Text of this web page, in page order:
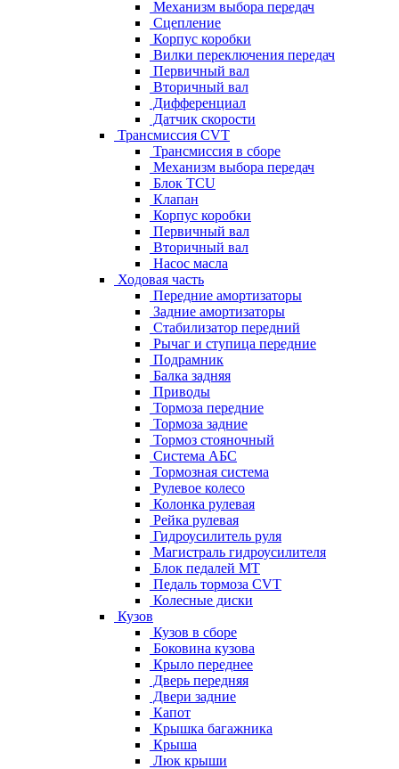
Механизм выбора передач
Сцепление
Корпус коробки
Вилки переключения передач
Первичный вал
Вторичный вал
Дифференциал
Датчик скорости
Трансмиссия CVT
Трансмиссия в сборе
Механизм выбора передач
Блок TCU
Клапан
Корпус коробки
Первичный вал
Вторичный вал
Насос масла
Ходовая часть
Передние амортизаторы
Задние амортизаторы
Стабилизатор передний
Рычаг и ступица передние
Подрамник
Балка задняя
Приводы
Тормоза передние
Тормоза задние
Тормоз стояночный
Система АБС
Тормозная система
Рулевое колесо
Колонка рулевая
Рейка рулевая
Гидроусилитель руля
Магистраль гидроусилителя
Блок педалей МТ
Педаль тормоза CVT
Колесные диски
Кузов
Кузов в сборе
Боковина кузова
Крыло переднее
Дверь передняя
Двери задние
Капот
Крышка багажника
Крыша
Люк крыши